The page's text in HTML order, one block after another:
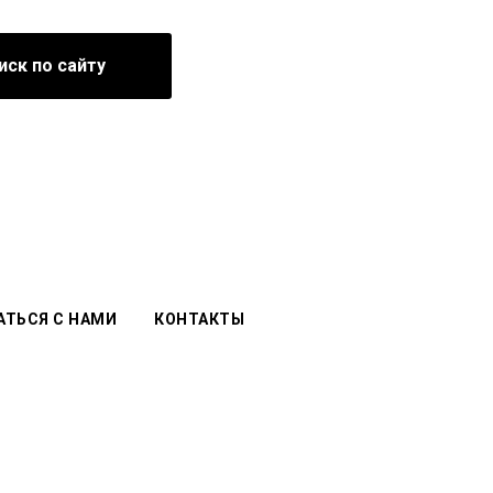
по сайту
С НАМИ КОНТАКТЫ